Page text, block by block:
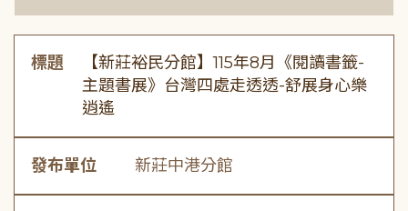
標題
【新莊裕民分館】115年8月《閱讀書籤-
主題書展》台灣四處走透透-舒展身心樂
逍遙
發布單位 新莊中港分館